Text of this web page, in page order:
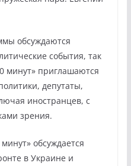
обсуждаются
события, так
минут» приглашаются
депутаты,
иностранцев, с
зрения.
обсуждается
в Украине и